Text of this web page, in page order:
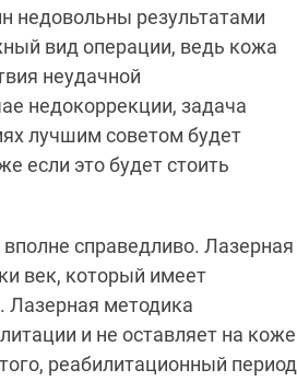
недовольны результатами
вид операции, ведь кожа
неудачной
недокоррекции, задача
лучшим советом будет
если это будет стоить
справедливо. Лазерная
век, который имеет
Лазерная методика
и не оставляет на коже
реабилитационный период